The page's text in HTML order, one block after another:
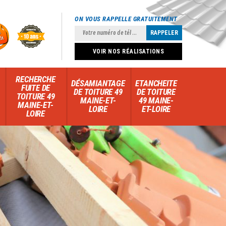
ON VOUS RAPPELLE GRATUITEMENT
VOIR NOS RÉALISATIONS
RECHERCHE
FUITE DE
TOITURE 49
MAINE-ET-
LOIRE
DÉSAMIANTAGE
DE TOITURE 49
MAINE-ET-
LOIRE
ETANCHEITE
DE TOITURE
49 MAINE-
ET-LOIRE